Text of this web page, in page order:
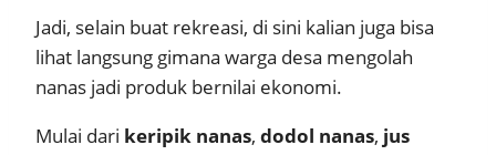
Jadi, selain buat rekreasi, di sini kalian juga bisa
lihat langsung gimana warga desa mengolah
nanas jadi produk bernilai ekonomi.
Mulai dari keripik nanas, dodol nanas, jus